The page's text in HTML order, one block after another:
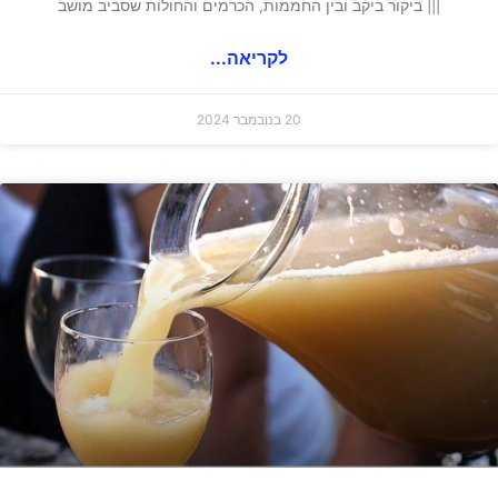
||| ביקור ביקב ובין החממות, הכרמים והחולות שסביב מושב
לקריאה...
20 בנובמבר 2024